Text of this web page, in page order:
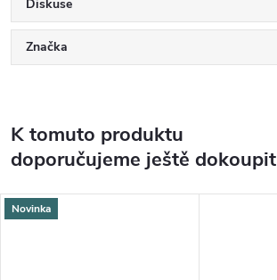
Diskuse
Značka
K tomuto produktu
doporučujeme ještě dokoupit
Novinka